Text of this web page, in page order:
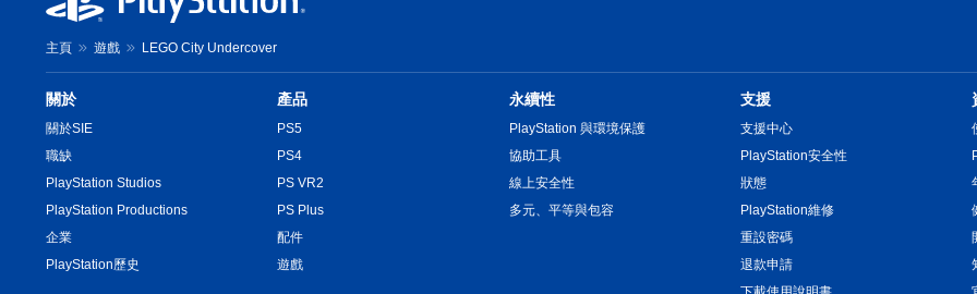
主頁 遊戲 LEGO City Undercover
關於
關於SIE
職缺
PlayStation Studios
PlayStation Productions
企業
PlayStation歷史
產品
PS5
PS4
PS VR2
PS Plus
配件
遊戲
永續性
PlayStation 與環境保護
協助工具
線上安全性
多元、平等與包容
支援
支援中心
PlayStation安全性
狀態
PlayStation維修
重設密碼
退款申請